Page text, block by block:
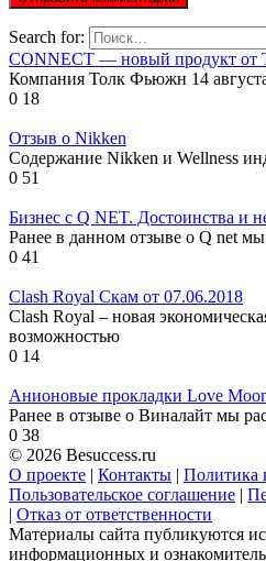
Search for:
CONNECT — новый продукт от
Компания Толк Фьюжн 14
0 18
Отзыв о Nikken
Содержание Nikken и Wellness
0 51
Бизнес с Q NET. Достоинства и
Ранее в данном отзыве о Q net
0 41
Clash Royal Скам от 07.06.2018
Clash Royal – новая
возможностью
0 14
Анионовые прокладки Love
Ранее в отзыве о Виналайт мы
0 38
© 2026 Besuccess.ru
О проекте | Контакты | Политика
Пользовательское соглашение |
| Отказ от ответственности
Материалы сайта публикуются
информационных и